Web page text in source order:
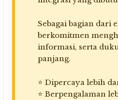
Sebagai bagian dari
berkomitmen
informasi, serta
panjang.
⭐ Dipercaya lebih
⭐ Berpengalaman